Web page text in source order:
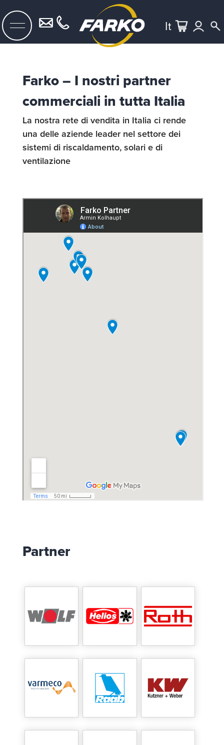
It
Farko – I nostri partner
commerciali in tutta Italia
La nostra rete di vendita in Italia ci rende
una delle aziende leader nel settore dei
sistemi di riscaldamento, solari e di
ventilazione
Partner